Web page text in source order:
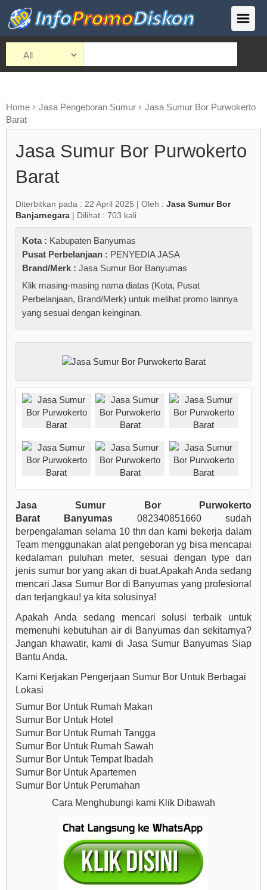
Home Jasa Pengeboran Sumur
Jasa Sumur Bor Purwokerto
Barat
Jasa Sumur Bor Purwokerto
Barat
Diterbitkan pada : 22 April 2025 | Oleh : Jasa Sumur Bor
Banjarnegara | Dilihat : 703 kali
Kota : Kabupaten Banyumas
Pusat Perbelanjaan : PENYEDIA JASA
Brand/Merk : Jasa Sumur Bor Banyumas
Klik masing-masing nama diatas (Kota, Pusat
Perbelanjaan, Brand/Merk) untuk melihat promo lainnya
yang sesuai dengan keinginan.
Jasa Sumur Bor Purwokerto
Barat Banyumas 082340851660 sudah
berpengalaman selama 10 thn dan kami bekerja dalam
Team menggunakan alat pengeboran yg bisa mencapai
kedalaman puluhan meter, sesuai dengan type dan
jenis sumur bor yang akan di buat.Apakah Anda sedang
mencari Jasa Sumur Bor di Banyumas yang profesional
dan terjangkau! ya kita solusinya!
Apakah Anda sedang mencari solusi terbaik untuk
memenuhi kebutuhan air di Banyumas dan sekitarnya?
Jangan khawatir, kami di Jasa Sumur Banyumas Siap
Bantu Anda.
Kami Kerjakan Pengerjaan Sumur Bor Untuk Berbagai
Lokasi
Sumur Bor Untuk Rumah Makan
Sumur Bor Untuk Hotel
Sumur Bor Untuk Rumah Tangga
Sumur Bor Untuk Rumah Sawah
Sumur Bor Untuk Tempat Ibadah
Sumur Bor Untuk Apartemen
Sumur Bor Untuk Perumahan
Cara Menghubungi kami Klik Dibawah